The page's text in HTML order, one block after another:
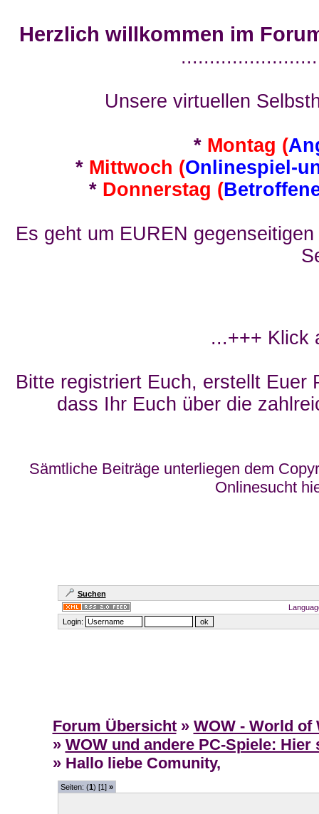
Herzlich willkommen im
Unsere virtuellen
* Montag (
* Mittwoch (Onlinespiel-
* Donnerstag (
Es geht um EUREN
...+++ Klick
Bitte registriert Euch, erstellt Euer
dass Ihr Euch über die
Sämtliche Beiträge unterliegen dem
Onlinesucht
Suchen
Login:
Forum Übersicht » WOW - World of
» WOW und andere PC-Spiele:
» Hallo liebe Comunity,
Seiten: (1) [1] »